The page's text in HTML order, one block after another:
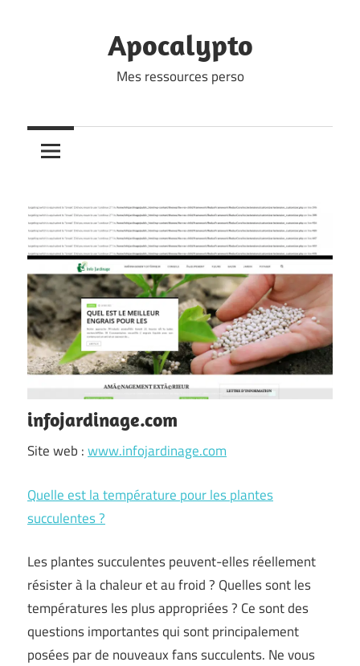
Apocalypto
Mes ressources perso
infojardinage.com
Site web :www.infojardinage.com
Quelle est la température pour les plantes
succulentes ?
Les plantes succulentes peuvent-elles réellement
résister à la chaleur et au froid ? Quelles sont les
températures les plus appropriées ? Ce sont des
questions importantes qui sont principalement
posées par de nouveaux fans succulents. Ne vous